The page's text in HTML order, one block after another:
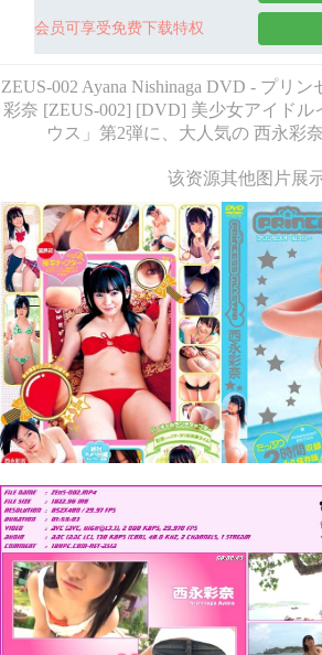
会员可享受免费下载特权
ZEUS-002 Ayana Nishinaga DVD - プリ
彩奈 [ZEUS-002] [DVD] 美少女アイド
ウス」第2弾に、大人気の 西永彩
该资源其他图片展